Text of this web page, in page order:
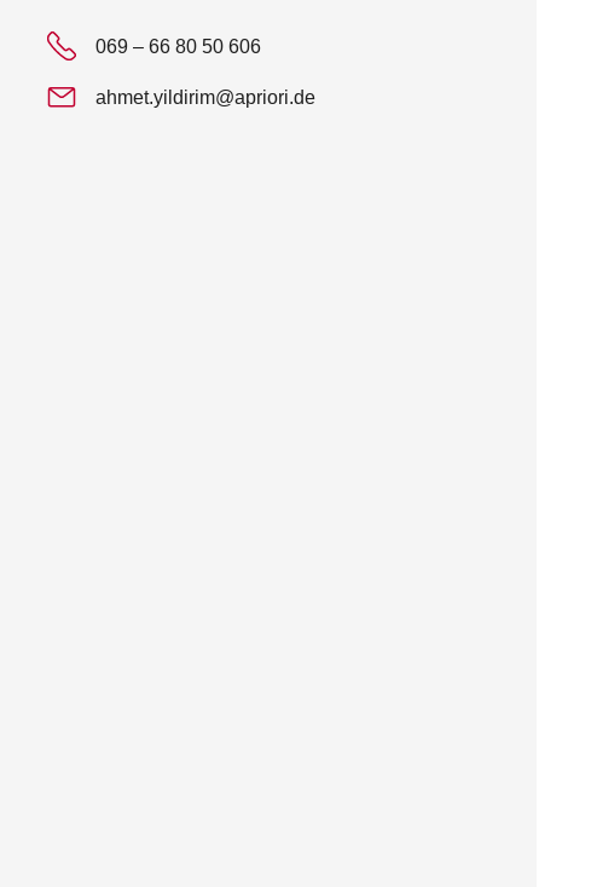
069 – 66 80 50 606
ahmet.yildirim@apriori.de